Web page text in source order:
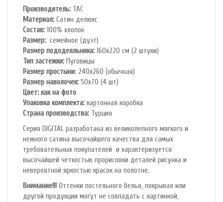
Производитель: TAC
Материал: Сатин делюкс
Состав: 100% хлопок
Размер: семейное (дуэт)
Размер пододеяльника: 160х220 см (2 штуки)
Тип застежки: Пуговицы
Размер простыни: 240х260 (обычная)
Размер наволочек: 50х70 (4 шт)
Цвет: как на фото
Упаковка комплекта: картонная коробка
Cтрана производства: Турция
Серия DIGITAL разработана из великолепного мягкого и
нежного сатина высочайшего качества для самых
требовательных покупателей и характеризуется
высочайшей четкостью прорисовки деталей рисунка и
невероятной яркостью красок на полотне.
Внимание!!! Оттенки постельного белья, покрывал или
другой продукции могут не совпадать с картинкой,